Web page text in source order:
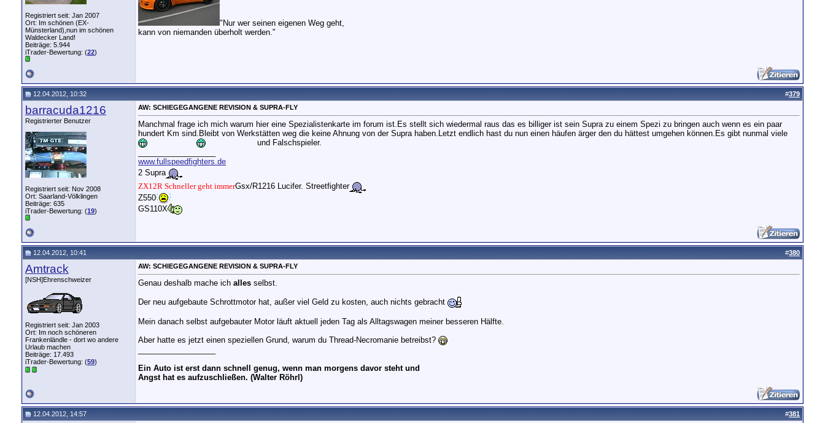
Registriert seit: Jan 2007
Ort: Im schönen (EX-
Münsterland),nun im schönen
Waldecker Land!
Beiträge: 5.944
iTrader-Bewertung: (22)
"Nur wer seinen eigenen Weg geht,
kann von niemanden überholt werden."
12.04.2012, 10:32 #379
barracuda1216
Registrierter Benutzer
Registriert seit: Nov 2008
Ort: Saarland-Völklingen
Beiträge: 635
iTrader-Bewertung: (19)
AW: SCHIEGEGANGENE REVISION & SUPRA-FLY
Manchmal frage ich mich warum hier eine Spezialistenkarte im forum ist.Es stellt sich wiedermal raus das es billiger ist sein Supra zu einem Spezi zu bringen auch wenn es ein paar
hundert Km sind.Bleibt von Werkstätten weg die keine Ahnung von der Supra haben.Letzt endlich hast du nun einen häufen ärger den du hättest umgehen können.Es gibt nunmal viele
und Falschspieler.
www.fullspeedfighters.de
2 Supra
ZX12R Schneller geht immerGsx/R1216 Lucifer. Streetfighter
Z550
GS110X
12.04.2012, 10:41 #380
Amtrack
[NSH]Ehrenschweizer
Registriert seit: Jan 2003
Ort: Im noch schöneren
Frankenländle - dort wo andere
Urlaub machen
Beiträge: 17.493
iTrader-Bewertung: (59)
AW: SCHIEGEGANGENE REVISION & SUPRA-FLY
Genau deshalb mache ich alles selbst.
Der neu aufgebaute Schrottmotor hat, außer viel Geld zu kosten, auch nichts gebracht
Mein danach selbst aufgebauter Motor läuft aktuell jeden Tag als Alltagswagen meiner besseren Hälfte.
Aber hatte es jetzt einen speziellen Grund, warum du Thread-Necromanie betreibst?
Ein Auto ist erst dann schnell genug, wenn man morgens davor steht und
Angst hat es aufzuschließen. (Walter Röhrl)
12.04.2012, 14:57 #381